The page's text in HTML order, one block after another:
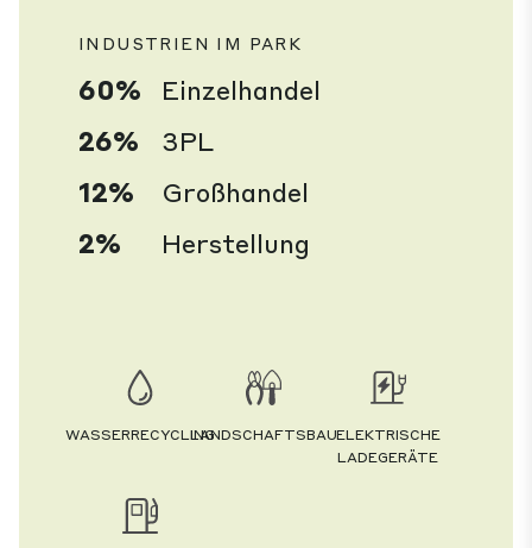
INDUSTRIEN IM PARK
60%
Einzelhandel
26%
3PL
12%
Großhandel
2%
Herstellung
WASSERRECYCLINGLANDSCHAFTSBAUELEKTRISCHE
LADEGERÄTE